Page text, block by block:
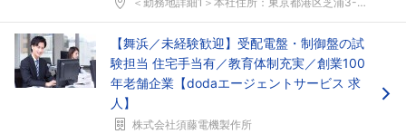
【舞浜／未経験歓迎】受配電盤・制御盤の試
験担当 住宅手当有／教育体制充実／創業100
年老舗企業【dodaエージェントサービス 求
人】
株式会社須藤電機製作所